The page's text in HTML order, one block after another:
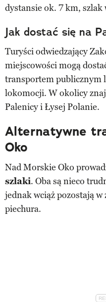
dystansie ok. 7 km, szlak
Jak dostać się na
Turyści odwiedzający
miejscowości mogą
transportem publicznym
lokomocji. W okolicy
Palenicy i Łysej Polanie.
Alternatywne
Oko
Nad Morskie Oko
szlaki. Oba są nieco
jednak wciąż pozostają w
piechura.